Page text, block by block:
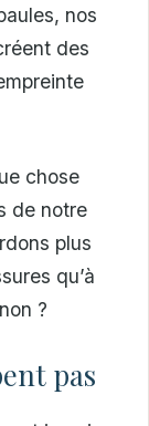
nos
des
chose
de notre
plus
qu’à
?
pas